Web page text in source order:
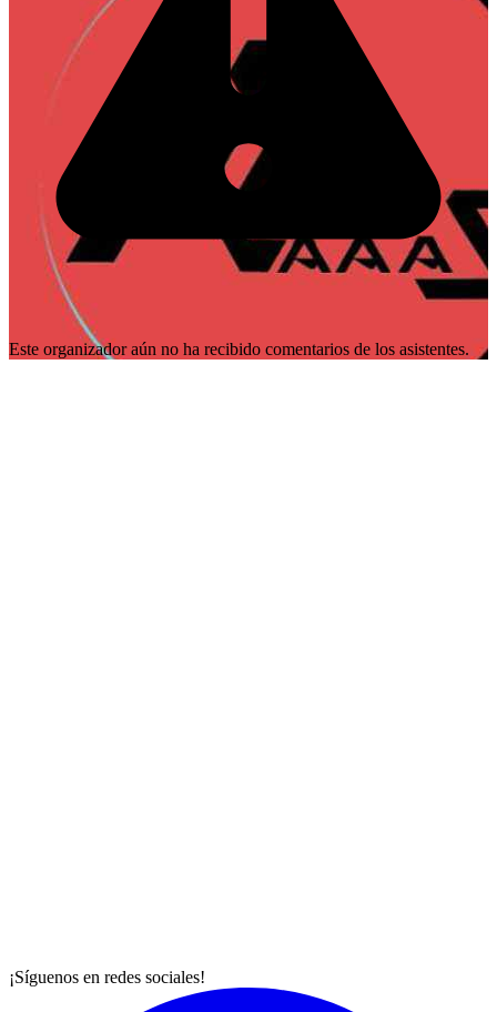
Este organizador aún no ha recibido comentarios de los asistentes.
¡Síguenos en redes sociales!